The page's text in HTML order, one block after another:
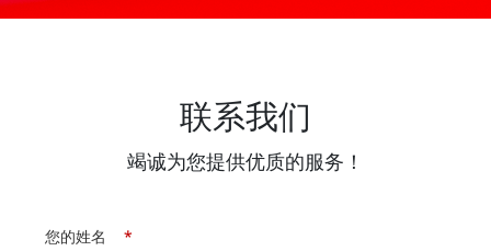
联系我们
竭诚为您提供优质的服务！
*
您的姓名